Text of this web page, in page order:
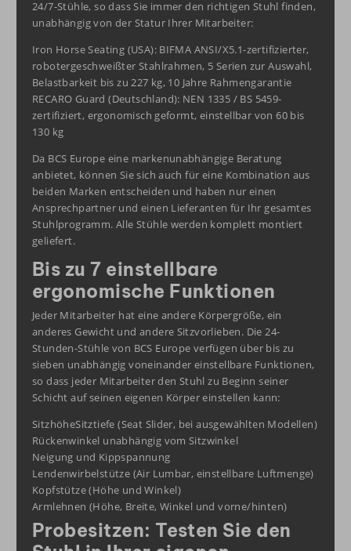
24/7-Stühle, so dass Sie immer den richtigen Stuhl finden,
unabhängig von der Statur Ihrer Mitarbeiter:
Iron Horse Seating (USA): BIFMA ANSI/X5.1-zertifizierter,
robotergeschweißter Stahlrahmen, 5 Serien zur Auswahl,
Belastbarkeit bis zu 227 kg, 10 Jahre Rahmengarantie
RECARO Guard (Deutschland): NEN 1335 / BS 5459-
zertifiziert, ergonomisch geformt, einstellbar von 60 bis
130 kg
Da BCS Europe eine markenunabhängige Beratung
anbietet, können Sie sich auch für eine Kombination aus
beiden Marken entscheiden und haben nur einen
Ansprechpartner und einen Lieferanten für Ihr gesamtes
Stuhlprogramm. Alle Stühle werden komplett montiert
geliefert.
Bis zu 7 einstellbare
ergonomische Funktionen
Jeder Mitarbeiter hat eine andere Körpergröße, ein
anderes Gewicht und andere Sitzvorlieben. Die 24-
Stunden-Stühle von BCS Europe verfügen über bis zu
sieben unabhängig voneinander einstellbare Funktionen,
so dass jeder Mitarbeiter den Stuhl zu Beginn seiner
Schicht auf seinen eigenen Körper einstellen kann:
SitzhöheSitztiefe (Seat Slider, bei ausgewählten Modellen)
Rückenwinkel unabhängig vom Sitzwinkel
Neigung und Kippspannung
Lendenwirbelstütze (Air Lumbar, einstellbare Luftmenge)
Kopfstütze (Höhe und Winkel)
Armlehnen (Höhe, Breite, Winkel und vorne/hinten)
Probesitzen: Testen Sie den